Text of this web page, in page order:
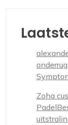
Zoha